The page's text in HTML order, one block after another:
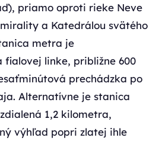
priamo oproti rieke Neve
a Katedrálou svätého
metra je
linke, približne 600
prechádzka po
Alternatívne je stanica
1,2 kilometra,
výhľad popri zlatej ihle